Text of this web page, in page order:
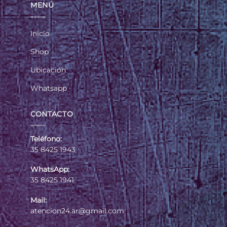
MENÚ
Inicio
Shop
Ubicación
Whatsapp
CONTACTO
Teléfono:
35 8425 1943
WhatsApp:
35 8425 1941
Mail:
atencion24.ar@gmail.com